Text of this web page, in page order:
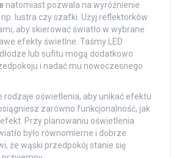
natomiast pozwala na wyróżnienie
lustra czy szafki. Użyj reflektorków
aby skierować światło w wybrane
efekty świetlne. Taśmy LED
lub sufitu mogą dodatkowo
i nadać mu nowoczesnego
rodzaje oświetlenia, aby unikać efektu
zarówno funkcjonalność, jak
Przy planowaniu oświetlenia
było równomierne i dobrze
że wąski przedpokój stanie się